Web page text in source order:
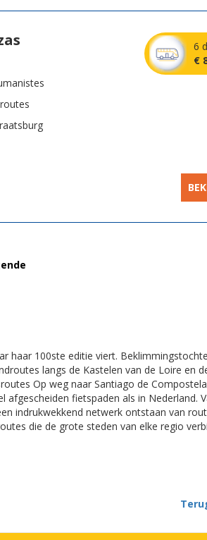
6
€
haar 100ste editie viert.
langs de Kastelen van de Loire en
Op weg naar Santiago de
fietspaden als in Nederland.
indrukwekkend netwerk ontstaan van
die de grote steden van elke regio